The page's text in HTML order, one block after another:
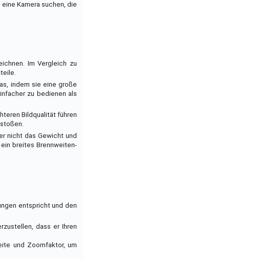
Kamera suchen, die
Im Vergleich zu
indem sie eine große
zu bedienen als
Bildqualität führen
nicht das Gewicht und
breites Brennweiten-
entspricht und den
dass er Ihren
und Zoomfaktor, um